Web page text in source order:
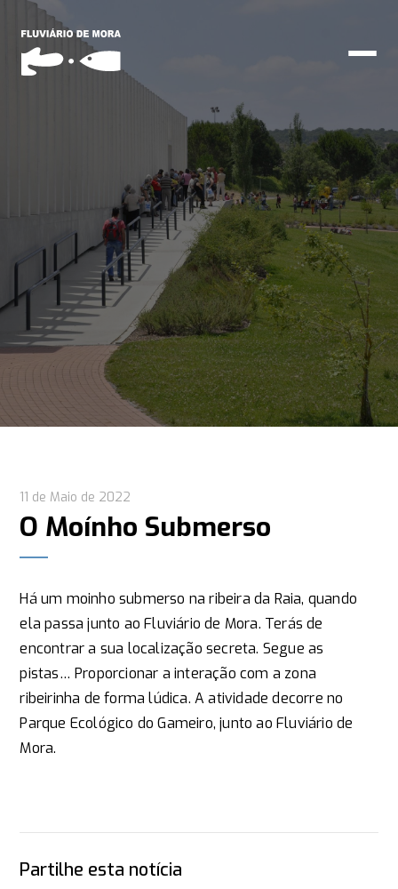
11 de Maio de 2022
O Moínho Submerso
Há um moinho submerso na ribeira da Raia, quando
ela passa junto ao Fluviário de Mora. Terás de
encontrar a sua localização secreta. Segue as
pistas… Proporcionar a interação com a zona
ribeirinha de forma lúdica. A atividade decorre no
Parque Ecológico do Gameiro, junto ao Fluviário de
Mora.
Partilhe esta notícia